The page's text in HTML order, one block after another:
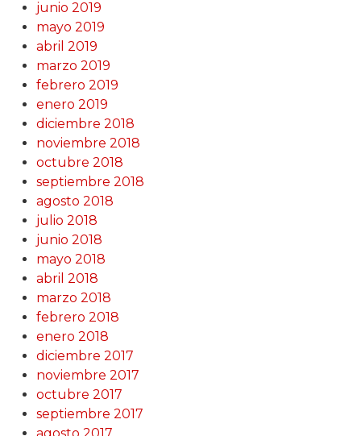
junio 2019
mayo 2019
abril 2019
marzo 2019
febrero 2019
enero 2019
diciembre 2018
noviembre 2018
octubre 2018
septiembre 2018
agosto 2018
julio 2018
junio 2018
mayo 2018
abril 2018
marzo 2018
febrero 2018
enero 2018
diciembre 2017
noviembre 2017
octubre 2017
septiembre 2017
agosto 2017